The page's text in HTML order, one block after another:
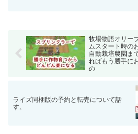
牧場物語オリー
ムスタート時の
自動栽培農園ま
ればもう勝手に
の
ライズ同梱版の予約と転売について話
す。